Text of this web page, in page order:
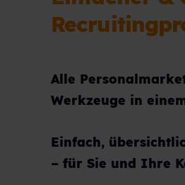
Alle
Werkzeuge in
Einfach,
– für Sie und Ihre